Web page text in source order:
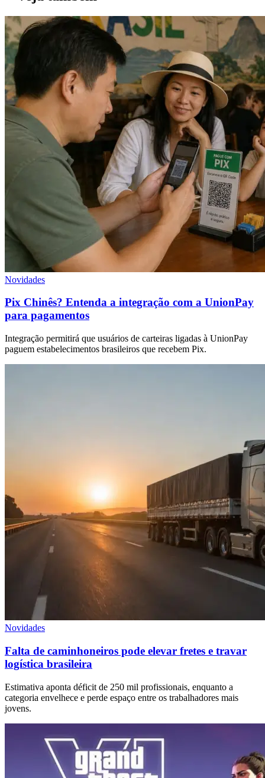
Novidades
Pix Chinês? Entenda a integração com a UnionPay
para pagamentos
Integração permitirá que usuários de carteiras ligadas à UnionPay
paguem estabelecimentos brasileiros que recebem Pix.
Novidades
Falta de caminhoneiros pode elevar fretes e travar
logística brasileira
Estimativa aponta déficit de 250 mil profissionais, enquanto a
categoria envelhece e perde espaço entre os trabalhadores mais
jovens.